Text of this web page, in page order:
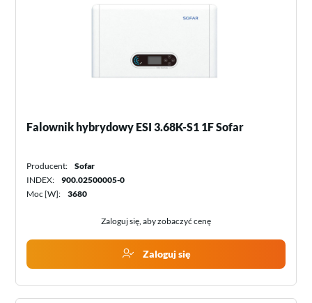
Falownik hybrydowy ESI 3.68K-S1 1F Sofar
Producent:
Sofar
INDEX:
900.02500005-0
Moc [W]:
3680
Zaloguj się, aby zobaczyć cenę
Zaloguj się